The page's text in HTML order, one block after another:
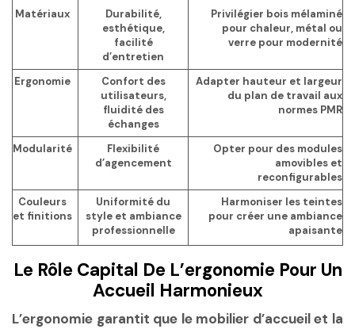
Matériaux
Durabilité,
esthétique,
facilité
d’entretien
Privilégier bois mélaminé
pour chaleur, métal ou
verre pour modernité
Ergonomie
Confort des
utilisateurs,
fluidité des
échanges
Adapter hauteur et largeur
du plan de travail aux
normes PMR
Modularité
Flexibilité
d’agencement
Opter pour des modules
amovibles et
reconfigurables
Couleurs
et finitions
Uniformité du
style et ambiance
professionnelle
Harmoniser les teintes
pour créer une ambiance
apaisante
Le Rôle Capital De L’ergonomie Pour Un
Accueil Harmonieux
L’ergonomie garantit que le mobilier d’accueil et la